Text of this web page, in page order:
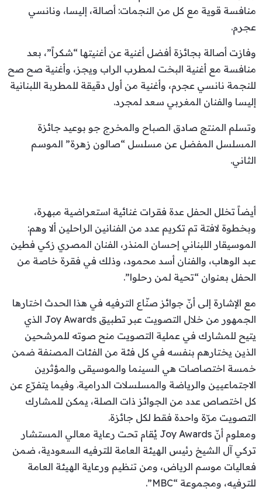
منافسة قوية مع كل من النجمات: أصالة، إليسا، ونانسي
عجرم.
وفازت أصالة بجائزة أفضل أغنية عن أغنيتها “شكراً”، بعد
منافسة مع أغنية البخت لمطرب الراب ويجز، وأغنية صح صح
للنجمة نانسي عجرم، وأغنية من أول دقيقة للمطربة اللبنانية
إليسا والفنان المغربي سعد لمجرد.
وتسلم المنتج صادق الصباح والمخرج جو بوعيد جائزة
المسلسل المفضل عن مسلسل “صالون زهرة” الموسم
الثاني.
أيضاً تخلل الحفل عدة فقرات غنائية استعراضية مبهرة،
وبخطوة لافتة تم تكريم عدد من الفنانين الراحلين ألا وهم:
الموسيقار اللبناني إحسان المنذر، الفنان المصري زكي فطين
عبد الوهاب، والفنان أسد محمود، وذلك في فقرة خاصة من
الحفل بعنوان “تحية لمن رحلوا”.
مع الإشارة إلى أنّ جوائز صنّاع الترفيه في هذا الحدث اختارها
الجمهور من خلال التصويت عبر تطبيق Joy Awards الذي
يتيح للمشارك في عملية التصويت منح صوته للمرشحين
الذين يختارهم بنفسه في كل فئة من الفئات المصنفة ضمن
خمسة اختصاصات هي السينما والموسيقى والمؤثرين
الاجتماعيين والرياضة والمسلسلات الدرامية. وفيما يتفرّع عن
كل اختصاص عدد من الجوائز ذات الصلة، يمكن للمشارك
التصويت مرّة واحدة فقط لكل جائزة.
ومعلوم أنّ Joy Awards يُقام تحت رعاية معالي المستشار
تركي آل الشيخ رئيس الهيئة العامة للترفيه السعودية، ضمن
فعاليات موسم الرياض، ومن تنظيم ورعاية الهيئة العامة
للترفيه، ومجموعة “MBC”.